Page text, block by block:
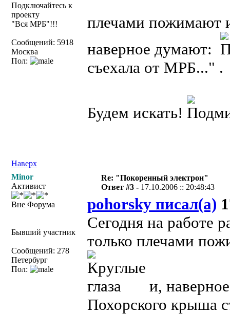
Подключайтесь к
проекту
"Вся МРБ"!!!
Сообщений: 5918
Москва
Пол:
плечами пожимают
наверное думают:
съехала от МРБ..." .
Будем искать!
Наверх
Minor
Активист
Вне Форума
Бывший участник
Сообщений: 278
Петербург
Пол:
Re: "Покоренный электрон"
Ответ #3 - 17.10.2006 :: 20:48:43
pohorsky писал(а)
Сегодня на работе
только плечами
и,
Похорского крыша